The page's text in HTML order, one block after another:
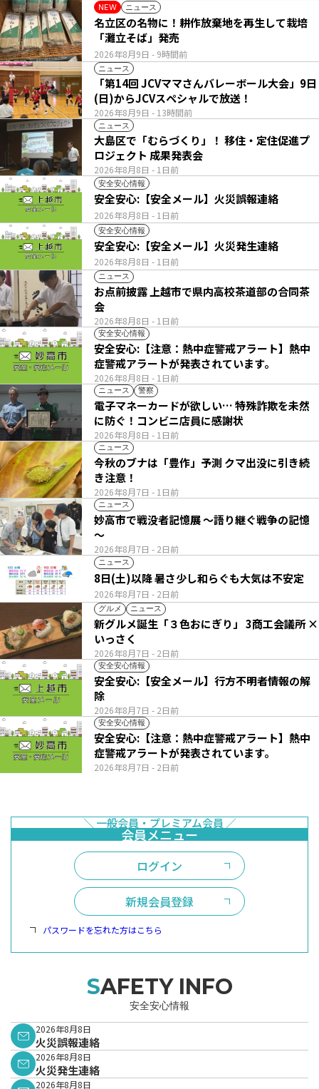
NEW ニュース
2026年8月9日 - 9時間前
名立区の名物に！耕作放棄地を再生して栽培
「灘立そば」発売
ニュース
2026年8月9日 - 13時間前
「第14回 JCVママさんバレーボール大会」9日
(日)からJCVスペシャルで放送！
ニュース
2026年8月8日 - 1日前
大島区で「むらづくり」！ 移住・定住促進プ
ロジェクト 成果発表会
安全安心情報
2026年8月8日 - 1日前
安全安心:【安全メール】火災誤報連絡
安全安心情報
2026年8月8日 - 1日前
安全安心:【安全メール】火災発生連絡
ニュース
2026年8月8日 - 1日前
お点前披露 上越市で県内高校茶道部の合同茶
会
安全安心情報
2026年8月8日 - 1日前
安全安心:【注意：熱中症警戒アラート】熱中
症警戒アラートが発表されています。
ニュース 警察
2026年8月8日 - 1日前
電子マネーカードが欲しい… 特殊詐欺を未然
に防ぐ！コンビニ店員に感謝状
ニュース
2026年8月7日 - 1日前
今秋のブナは「豊作」予測 クマ出没に引き続
き注意！
ニュース
2026年8月7日 - 2日前
妙高市で戦没者記憶展 ～語り継ぐ戦争の記憶
～
ニュース
2026年8月7日 - 2日前
8日(土)以降 暑さ少し和らぐも大気は不安定
グルメ ニュース
2026年8月7日 - 2日前
新グルメ誕生「３色おにぎり」 3商工会議所 ×
いっさく
安全安心情報
2026年8月7日 - 2日前
安全安心:【安全メール】行方不明者情報の解
除
安全安心情報
2026年8月7日 - 2日前
安全安心:【注意：熱中症警戒アラート】熱中
症警戒アラートが発表されています。
ログイン
新規会員登録
パスワードを忘れた方はこちら
SAFETY INFO
安全安心情報
2026年8月8日
火災誤報連絡
2026年8月8日
火災発生連絡
2026年8月8日